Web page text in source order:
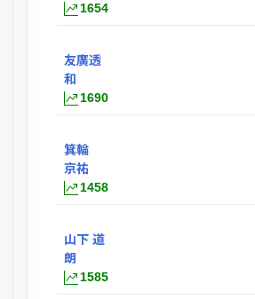
1654
友廣透
和
1690
箕輪
京祐
1458
山下 道
朗
1585